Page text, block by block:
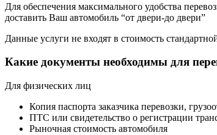
Для обеспечения максимального удобства
доставить Ваш автомобиль “от двери-до двери”
Данные услуги не входят в стоимость
Какие документы необходимы для
Для физических лиц
Копия паспорта заказчика перевозки,
ПТС или свидетельство о регистрации
Рыночная стоимость автомобиля